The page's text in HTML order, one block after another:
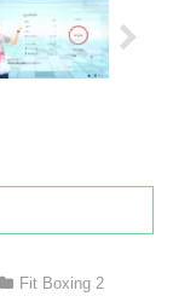
Fit Boxing 2